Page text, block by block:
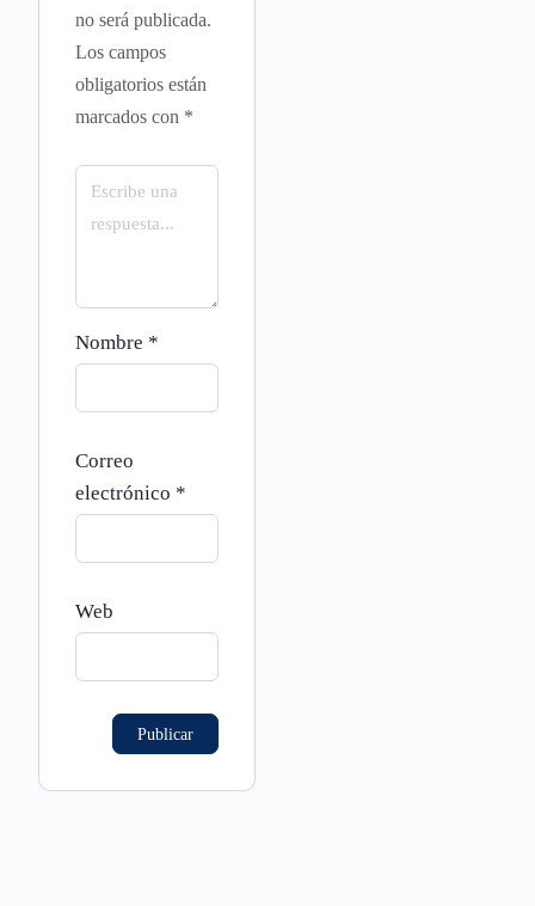
no será publicada.
Los campos
obligatorios están
marcados con *
Nombre *
Correo
electrónico *
Web